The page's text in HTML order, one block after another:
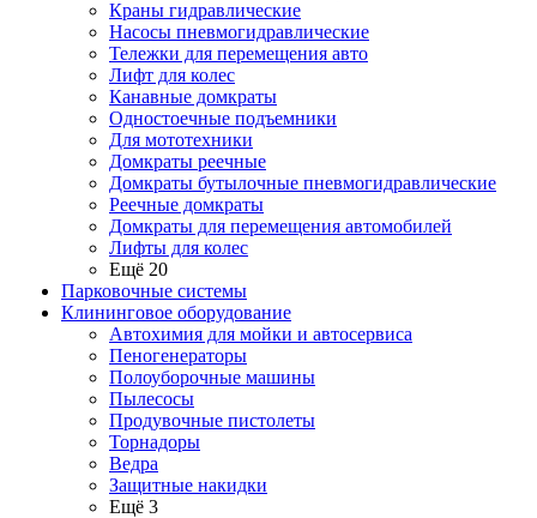
Краны гидравлические
Насосы пневмогидравлические
Тележки для перемещения авто
Лифт для колес
Канавные домкраты
Одностоечные подъемники
Для мототехники
Домкраты реечные
Домкраты бутылочные пневмогидравлические
Реечные домкраты
Домкраты для перемещения автомобилей
Лифты для колес
Ещё 20
Парковочные системы
Клининговое оборудование
Автохимия для мойки и автосервиса
Пеногенераторы
Полоуборочные машины
Пылесосы
Продувочные пистолеты
Торнадоры
Ведра
Защитные накидки
Ещё 3